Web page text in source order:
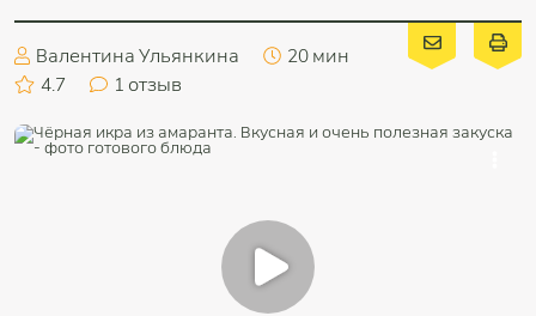
Валентина Ульянкина
20 мин
4.7
1 отзыв